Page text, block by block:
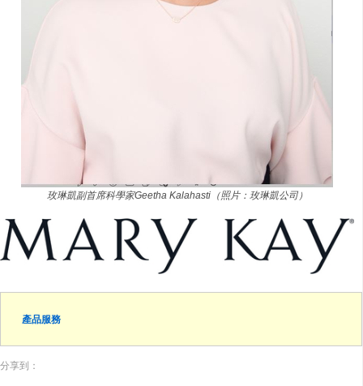
玫琳凱副首席科學家Geetha Kalahasti（照片：玫琳凱公司）
產品服務
分享到：